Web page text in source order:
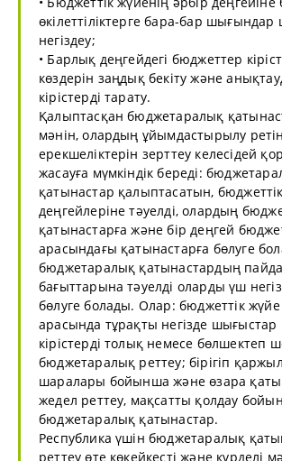
өкілеттіліктерге бара-бар
негіздеу;
• Барлық деңгейдегі бюджеттер
көздерін заңдық бекіту және
кірістерді тарату.
Қалыптасқан бюджетаралық
мәнін, олардың ұйымдастырылу
ерекшеліктерін зерттеу келесідей
жасауға мүмкіндік береді:
қатынастар қалыптасатын,
деңгейлеріне тәуелді, олардың
қатынастарға және бір деңгей
арасындағы қатынастарға бөлуге
бюджетаралық қатынастардың
бағыттарына тәуелді оларды үш
бөлуге болады. Олар: бюджеттік жүйе
арасында тұрақты негізде шығыстар
кірістерді толық немесе бөлшектеп
бюджетаралық реттеу; бірігіп
шаралары бойынша және өзара
жедел реттеу, мақсатты қолдау
бюджетаралық қатынастар.
Республика үшін бюджетаралық
реттеу өте көкейкесті және күрделі